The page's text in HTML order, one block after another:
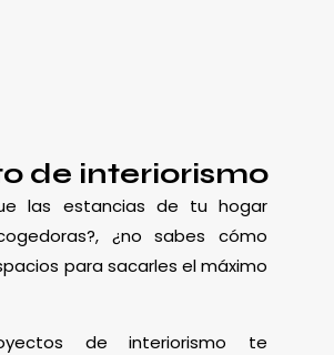
de interiorismo
las estancias de tu hogar
¿no sabes cómo
para sacarles el máximo
de interiorismo te